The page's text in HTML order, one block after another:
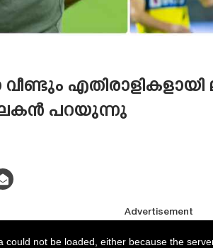
പറയുന്നു
Advertisement
could not be loaded, either because the